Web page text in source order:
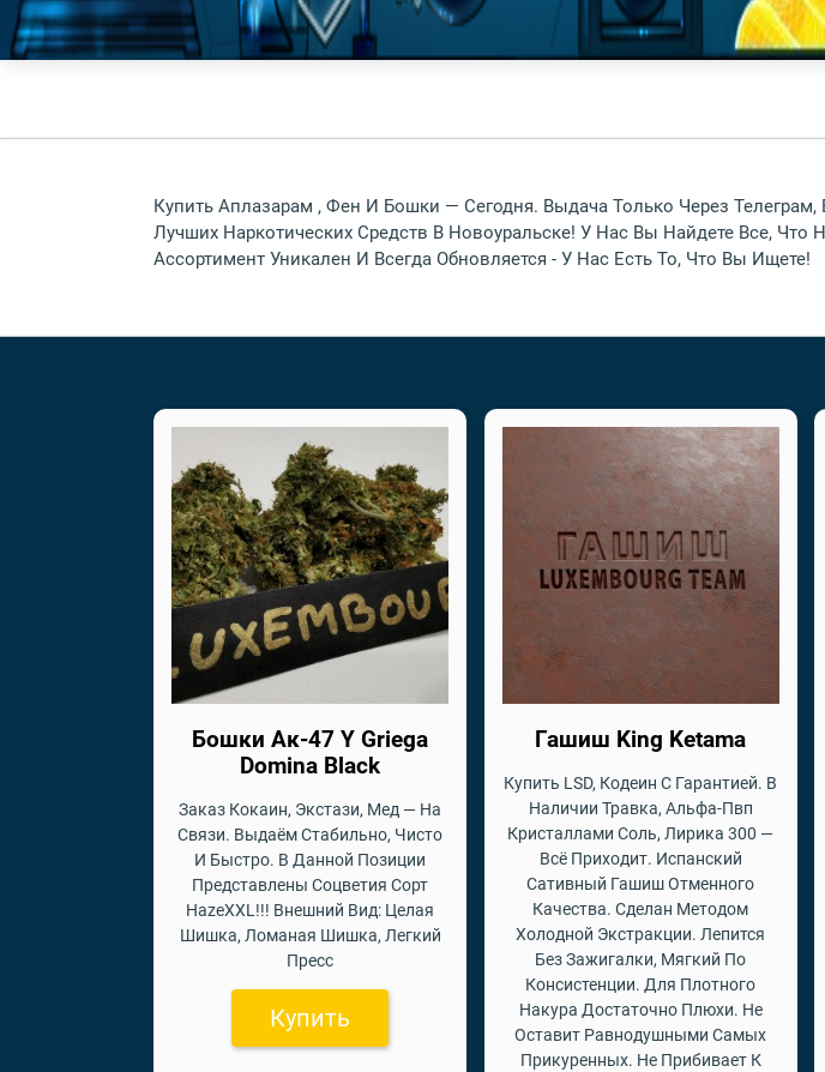
Купить Аплазарам , Фен И Бошки — Сегодня. Выдача Только Через
Лучших Наркотических Средств В Новоуральске! У Нас Вы Найдете Все,
Ассортимент Уникален И Всегда Обновляется - У Нас Есть То, Что Вы Ищете!
Бошки Ак-47 Y Griega
Domina Black
Заказ Кокаин, Экстази, Мед — На
Связи. Выдаём Стабильно, Чисто
И Быстро. В Данной Позиции
Представлены Соцветия Сорт
HazeXXL!!! Внешний Вид: Целая
Шишка, Ломаная Шишка, Легкий
Пресс
Купить
Гашиш King Ketama
Купить LSD, Кодеин С Гарантией. В
Наличии Травка, Альфа-Пвп
Кристаллами Соль, Лирика 300 —
Всё Приходит. Испанский
Сативный Гашиш Отменного
Качества. Сделан Методом
Холодной Экстракции. Лепится
Без Зажигалки, Мягкий По
Консистенции. Для Плотного
Накура Достаточно Плюхи. Не
Оставит Равнодушными Самых
Прикуренных. Не Прибивает К